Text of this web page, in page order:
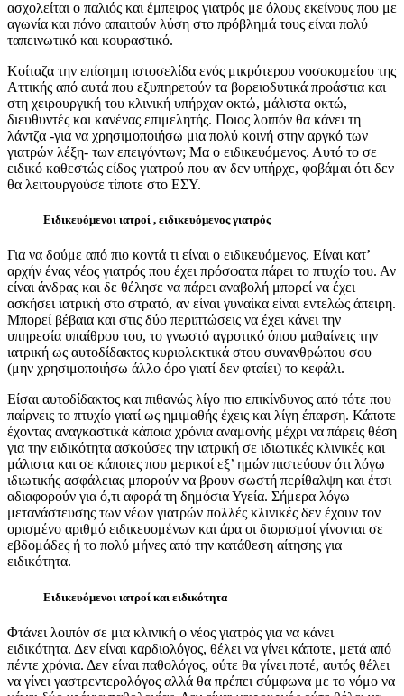
ασχολείται ο παλιός και έμπειρος γιατρός με όλους εκείνους που με
αγωνία και πόνο απαιτούν λύση στο πρόβλημά τους είναι πολύ
ταπεινωτικό και κουραστικό.
Κοίταζα την επίσημη ιστοσελίδα ενός μικρότερου νοσοκομείου της
Αττικής από αυτά που εξυπηρετούν τα βορειοδυτικά προάστια και
στη χειρουργική του κλινική υπήρχαν οκτώ, μάλιστα οκτώ,
διευθυντές και κανένας επιμελητής. Ποιος λοιπόν θα κάνει τη
λάντζα -για να χρησιμοποιήσω μια πολύ κοινή στην αργκό των
γιατρών λέξη- των επειγόντων; Μα ο ειδικευόμενος. Αυτό το σε
ειδικό καθεστώς είδος γιατρού που αν δεν υπήρχε, φοβάμαι ότι δεν
θα λειτουργούσε τίποτε στο ΕΣΥ.
Ειδικευόμενοι ιατροί , ειδικευόμενος γιατρός
Για να δούμε από πιο κοντά τι είναι ο ειδικευόμενος. Είναι κατ’
αρχήν ένας νέος γιατρός που έχει πρόσφατα πάρει το πτυχίο του. Αν
είναι άνδρας και δε θέλησε να πάρει αναβολή μπορεί να έχει
ασκήσει ιατρική στο στρατό, αν είναι γυναίκα είναι εντελώς άπειρη.
Μπορεί βέβαια και στις δύο περιπτώσεις να έχει κάνει την
υπηρεσία υπαίθρου του, το γνωστό αγροτικό όπου μαθαίνεις την
ιατρική ως αυτοδίδακτος κυριολεκτικά στου συνανθρώπου σου
(μην χρησιμοποιήσω άλλο όρο γιατί δεν φταίει) το κεφάλι.
Είσαι αυτοδίδακτος και πιθανώς λίγο πιο επικίνδυνος από τότε που
παίρνεις το πτυχίο γιατί ως ημιμαθής έχεις και λίγη έπαρση. Κάποτε
έχοντας αναγκαστικά κάποια χρόνια αναμονής μέχρι να πάρεις θέση
για την ειδικότητα ασκούσες την ιατρική σε ιδιωτικές κλινικές και
μάλιστα και σε κάποιες που μερικοί εξ’ ημών πιστεύουν ότι λόγω
ιδιωτικής ασφάλειας μπορούν να βρουν σωστή περίθαλψη και έτσι
αδιαφορούν για ό,τι αφορά τη δημόσια Υγεία. Σήμερα λόγω
μετανάστευσης των νέων γιατρών πολλές κλινικές δεν έχουν τον
ορισμένο αριθμό ειδικευομένων και άρα οι διορισμοί γίνονται σε
εβδομάδες ή το πολύ μήνες από την κατάθεση αίτησης για
ειδικότητα.
Ειδικευόμενοι ιατροί και ειδικότητα
Φτάνει λοιπόν σε μια κλινική ο νέος γιατρός για να κάνει
ειδικότητα. Δεν είναι καρδιολόγος, θέλει να γίνει κάποτε, μετά από
πέντε χρόνια. Δεν είναι παθολόγος, ούτε θα γίνει ποτέ, αυτός θέλει
να γίνει γαστρεντερολόγος αλλά θα πρέπει σύμφωνα με το νόμο να